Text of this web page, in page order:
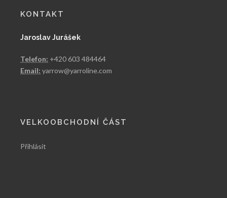
KONTAKT
Jaroslav Jurášek
Telefon: +420 603 484464
Email: yarrow@yarroline.com
VELKOOBCHODNÍ ČÁST
Přihlásit